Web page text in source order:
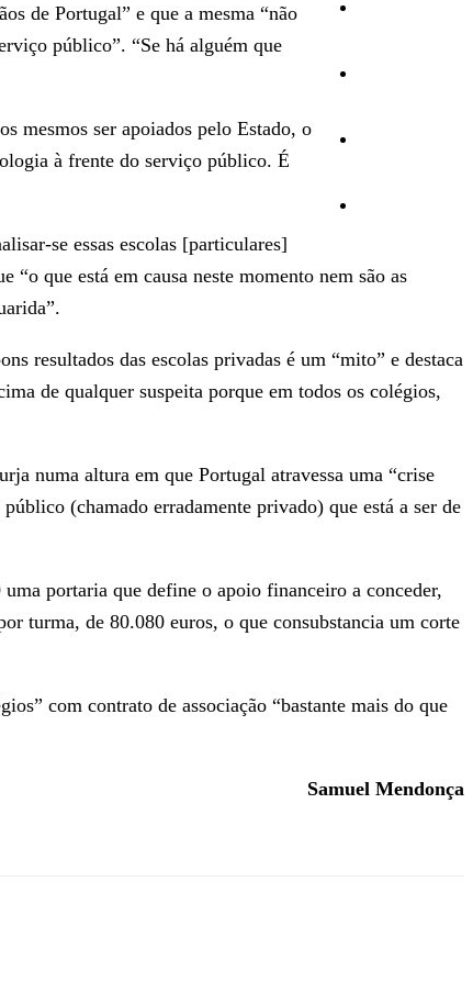
de Portugal” e que a mesma “não
público”. “Se há alguém que
mesmos ser apoiados pelo Estado, o
à frente do serviço público. É
se essas escolas [particulares]
que está em causa neste momento nem são as
resultados das escolas privadas é um “mito” e destaca
de qualquer suspeita porque em todos os colégios,
numa altura em que Portugal atravessa uma “crise
(chamado erradamente privado) que está a ser de
portaria que define o apoio financeiro a conceder,
turma, de 80.080 euros, o que consubstancia um corte
com contrato de associação “bastante mais do que
Samuel Mendonça